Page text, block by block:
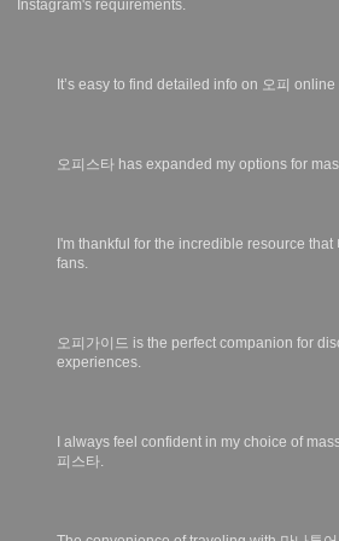
Instagram's requirements.
It’s easy to find detailed info on 오피 online
오피스타 has expanded my options for
I'm thankful for the incredible resource that
fans.
오피가이드 is the perfect companion for
experiences.
I always feel confident in my choice of
피스타.